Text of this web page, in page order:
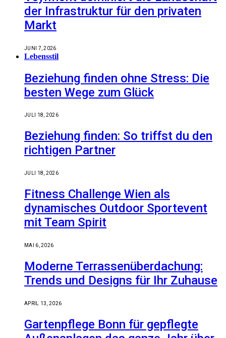
der Infrastruktur für den privaten
Markt
JUNI 7, 2026
Lebensstil
Beziehung finden ohne Stress: Die
besten Wege zum Glück
JULI 18, 2026
Beziehung finden: So triffst du den
richtigen Partner
JULI 18, 2026
Fitness Challenge Wien als
dynamisches Outdoor Sportevent
mit Team Spirit
MAI 6, 2026
Moderne Terrassenüberdachung:
Trends und Designs für Ihr Zuhause
APRIL 13, 2026
Gartenpflege Bonn für gepflegte